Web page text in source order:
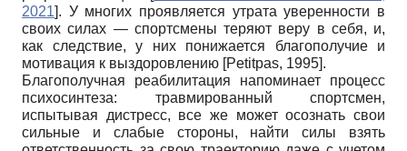
2021]. У многих проявляется утрата уверенности в
своих силах — спортсмены теряют веру в себя, и,
как следствие, у них понижается благополучие и
мотивация к выздоровлению [Petitpas, 1995].
Благополучная реабилитация напоминает процесс
психосинтеза: травмированный спортсмен,
испытывая дистресс, все же может осознать свои
сильные и слабые стороны, найти силы взять